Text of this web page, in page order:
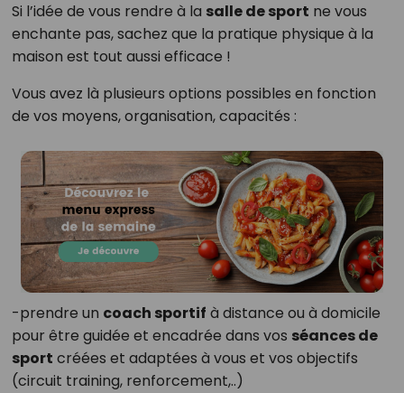
Si l’idée de vous rendre à la salle de sport ne vous
enchante pas, sachez que la pratique physique à la
maison est tout aussi efficace !
Vous avez là plusieurs options possibles en fonction
de vos moyens, organisation, capacités :
-prendre un coach sportif à distance ou à domicile
pour être guidée et encadrée dans vos séances de
sport créées et adaptées à vous et vos objectifs
(circuit training, renforcement,..)